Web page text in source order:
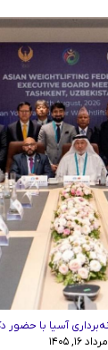
آسیا با حضور
مرداد ۱۶, ۱۴۰۵